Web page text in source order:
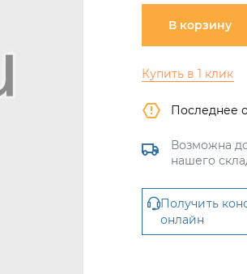
В корзину
Купить в 1 клик
Последнее
Возможна
нашего
Получить
онлайн